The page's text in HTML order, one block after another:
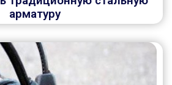
арматуру